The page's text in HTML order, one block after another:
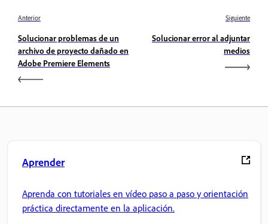
Anterior
Solucionar problemas de un
archivo de proyecto dañado en
Adobe Premiere Elements
Siguiente
Solucionar error al adjuntar
medios
Aprender
Aprenda con tutoriales en vídeo paso a paso y orientación
práctica directamente en la aplicación.